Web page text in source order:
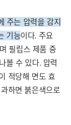
주는 압력을 감지
기 능이다. 주요
필립스 제품 중
볼 수 있다. 압력
적당해 면도 효
하면 붉은색으로